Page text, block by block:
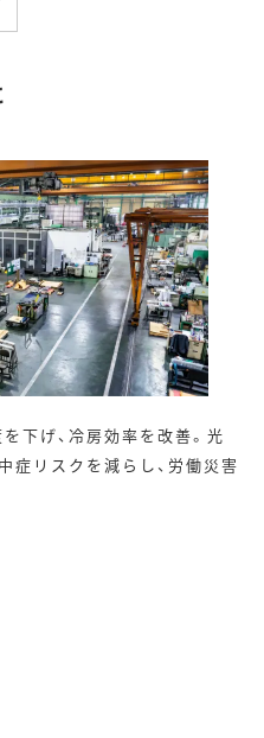
下げ、冷房効率を改善。光
症リスクを減らし、労働災害